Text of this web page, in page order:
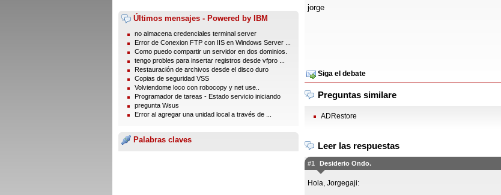
Últimos mensajes - Powered by IBM
no almacena credenciales terminal server
Error de Conexion FTP con IIS en Windows Server ...
Como puedo compartir un servidor en dos dominios.
tengo probles para insertar registros desde vfpro ...
Restauración de archivos desde el disco duro
Copias de seguridad VSS
Volviendome loco con robocopy y net use..
Programador de tareas - Estado servicio iniciando
pregunta Wsus
Error al agregar una unidad local a través de ...
Palabras claves
jorge
Siga el debate
Preguntas similare
ADRestore
Leer las respuestas
#1 Desiderio Ondo.
Hola, Jorgegaji: